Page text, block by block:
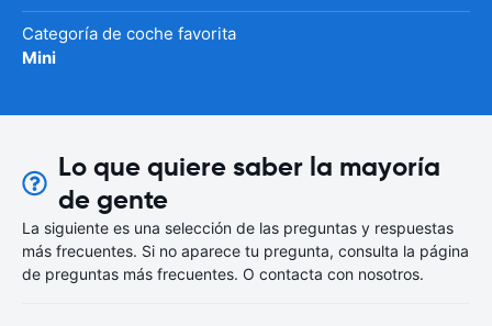
Categoría de coche favorita
Mini
Lo que quiere saber la mayoría
de gente
La siguiente es una selección de las preguntas y respuestas
más frecuentes. Si no aparece tu pregunta, consulta la página
de preguntas más frecuentes. O contacta con nosotros.